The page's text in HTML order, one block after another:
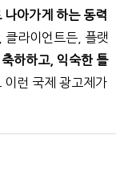
나아가게 하는 동력
클라이언트든, 플랫
하하고, 익숙한 틀
이런 국제 광고제가